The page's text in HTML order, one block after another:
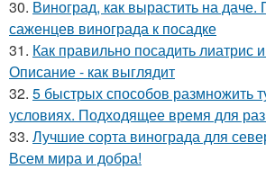
30. Виноград, как вырастить на даче.
саженцев винограда к посадке
31. Как правильно посадить лиатрис
Описание - как выглядит
32. 5 быстрых способов размножить
условиях. Подходящее время для
33. Лучшие сорта винограда для
Всем мира и добра!